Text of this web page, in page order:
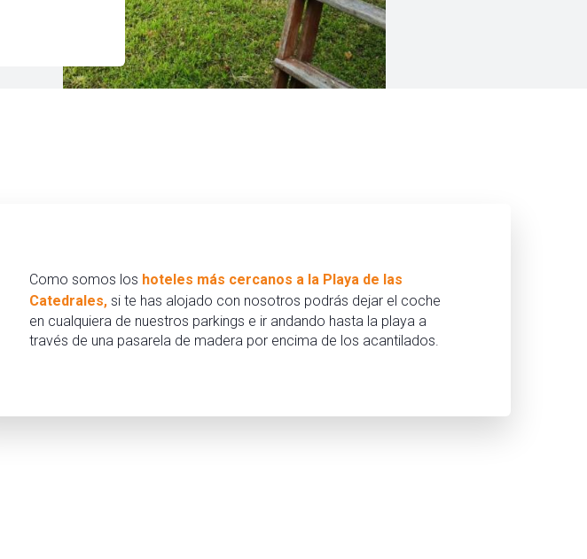
Como somos los hoteles más cercanos a la Playa de las
Catedrales, si te has alojado con nosotros podrás dejar el coche
en cualquiera de nuestros parkings e ir andando hasta la playa a
través de una pasarela de madera por encima de los acantilados.